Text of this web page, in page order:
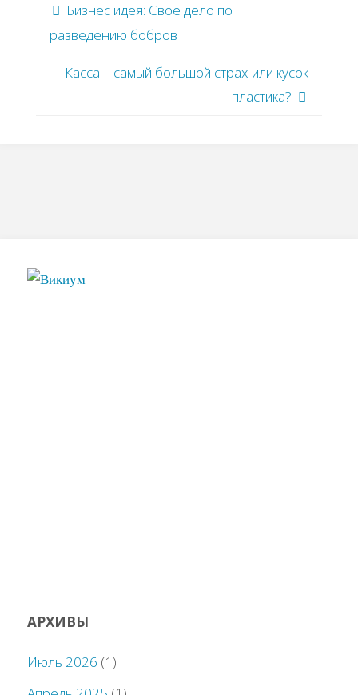
Бизнес идея: Свое дело по
разведению бобров
Касса – самый большой страх или кусок
пластика?
АРХИВЫ
Июль 2026 (1)